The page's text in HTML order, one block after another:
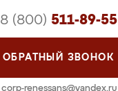
8 (800) 511-89-55
ОБРАТНЫЙ ЗВОНОК
corp-renessans@yandex.ru